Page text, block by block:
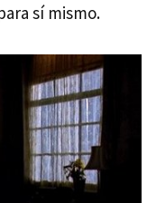
sí mismo.